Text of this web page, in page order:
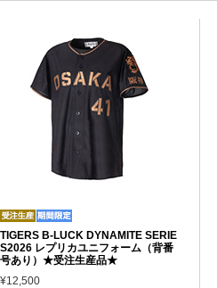
TIGERS B-LUCK DYNAMITE SERIE
S2026 レプリカユニフォーム（背番
号あり）★受注生産品★
¥12,500